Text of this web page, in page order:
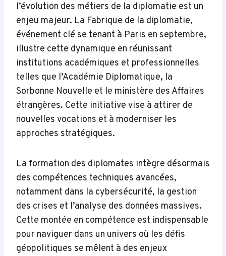
l’évolution des métiers de la diplomatie est un
enjeu majeur. La Fabrique de la diplomatie,
événement clé se tenant à Paris en septembre,
illustre cette dynamique en réunissant
institutions académiques et professionnelles
telles que l’Académie Diplomatique, la
Sorbonne Nouvelle et le ministère des Affaires
étrangères. Cette initiative vise à attirer de
nouvelles vocations et à moderniser les
approches stratégiques.
La formation des diplomates intègre désormais
des compétences techniques avancées,
notamment dans la cybersécurité, la gestion
des crises et l’analyse des données massives.
Cette montée en compétence est indispensable
pour naviguer dans un univers où les défis
géopolitiques se mêlent à des enjeux